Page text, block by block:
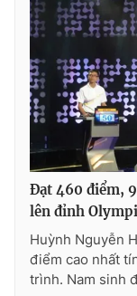
Đạt 460 điểm,
lên đỉnh
Huỳnh Nguyễn
điểm cao nhất
trình. Nam sinh